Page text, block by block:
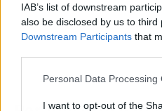
IAB’s list of downstream
also be disclosed by us to third
Downstream Participants that
Personal Data Processing
I want to opt-out of the